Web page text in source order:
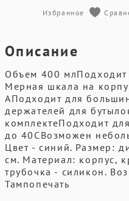
Избранное
Описание
Объем 400 млПодходит
Мерная шкала на
АПодходит для
держателей для
комплектеПодходит
до 40CВозможен
Цвет - синий. Размер:
см. Материал: корпус,
трубочка - силикон.
Тампопечать